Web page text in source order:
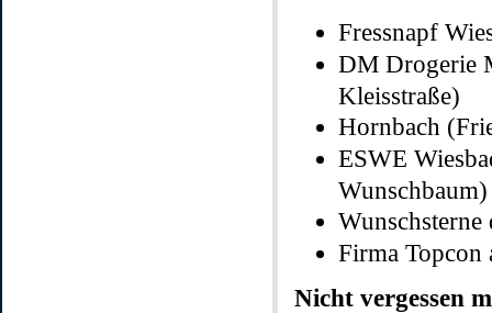
Fressnapf
DM Drogerie
Kleisstraße)
Hornbach
ESWE
Wunschbaum)
Firma Topcon
Nicht vergessen